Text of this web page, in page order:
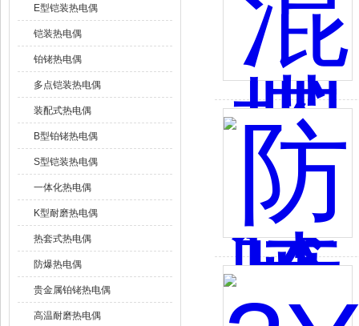
E型铠装热电偶
铠装热电偶
铂铑热电偶
多点铠装热电偶
装配式热电偶
B型铂铑热电偶
S型铠装热电偶
一体化热电偶
K型耐磨热电偶
热套式热电偶
防爆热电偶
贵金属铂铑热电偶
高温耐磨热电偶